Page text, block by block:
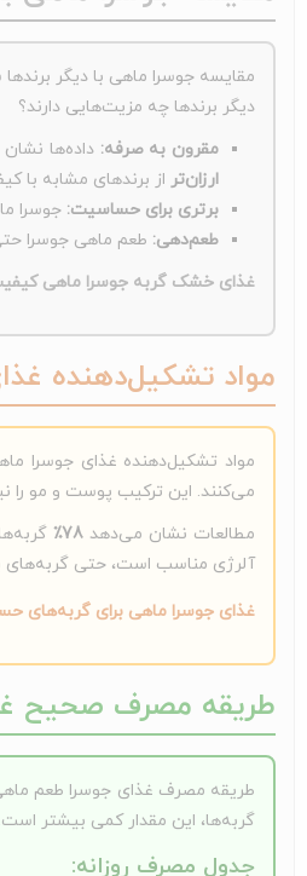
مقایسه جوسرا ماهی با دیگر
دیگر برندها چه مزیت‌هایی دارند؟
مقرون به صرفه: داده‌ها
ارزان‌تر از برندهای مشابه با
برتری برای حساسیت: جوسرا ماهی
طعم‌دهی: طعم ماهی جوسرا
غذای خشک گربه جوسرا ماهی کیفیت
مواد تشکیل‌دهنده
مواد تشکیل‌دهنده غذای جوسرا
می‌کنند. این ترکیب پوست و مو را
مطالعات نشان می‌دهد 78٪
آلرژی مناسب است، حتی گربه‌های
غذای جوسرا ماهی برای گربه‌های
طریقه مصرف صحیح
طریقه مصرف غذای جوسرا طعم
گربه‌ها، این مقدار کمی بیشتر است.
جدول مصرف روزانه: